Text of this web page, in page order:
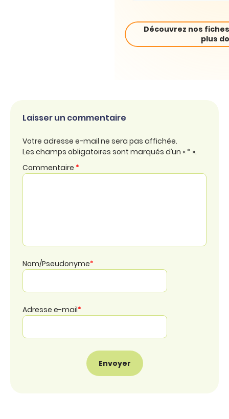
Découvrez nos
plus
Laisser un commentaire
Votre adresse e-mail ne sera pas affichée.
Les champs obligatoires sont marqués d’un « * ».
Commentaire *
Nom/Pseudonyme*
Adresse e-mail*